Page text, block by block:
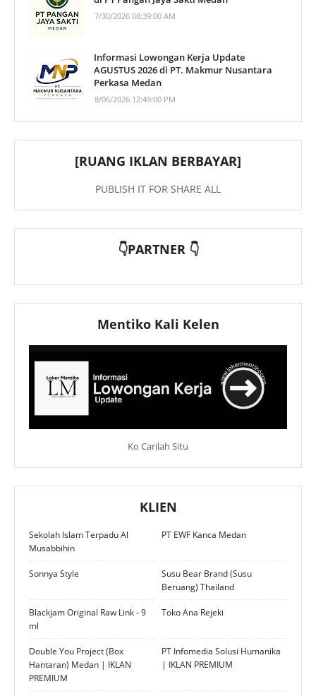
7/30/2026 08:39:00 AM
Informasi Lowongan Kerja Update
AGUSTUS 2026 di PT. Makmur Nusantara
Perkasa Medan
8/06/2026 12:49:00 PM
[RUANG IKLAN BERBAYAR]
PUBLISH IT FOR SHARE ALL
👇PARTNER 👇
Mentiko Kali Kelen
Ko Carilah Situ
KLIEN
Sekolah Islam Terpadu Al
Musabbihin
PT EWF Kanca Medan
Sonnya Style
Susu Bear Brand (Susu
Beruang) Thailand
Blackjam Original Raw Link - 9
ml
Toko Ana Rejeki
Double You Project (Box
Hantaran) Medan | IKLAN
PREMIUM
PT Infomedia Solusi Humanika
| IKLAN PREMIUM